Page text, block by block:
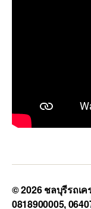
© 2026ชลบุรีรถเ
0818900005,